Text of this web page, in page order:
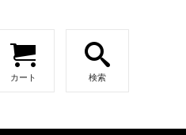
カート 検索